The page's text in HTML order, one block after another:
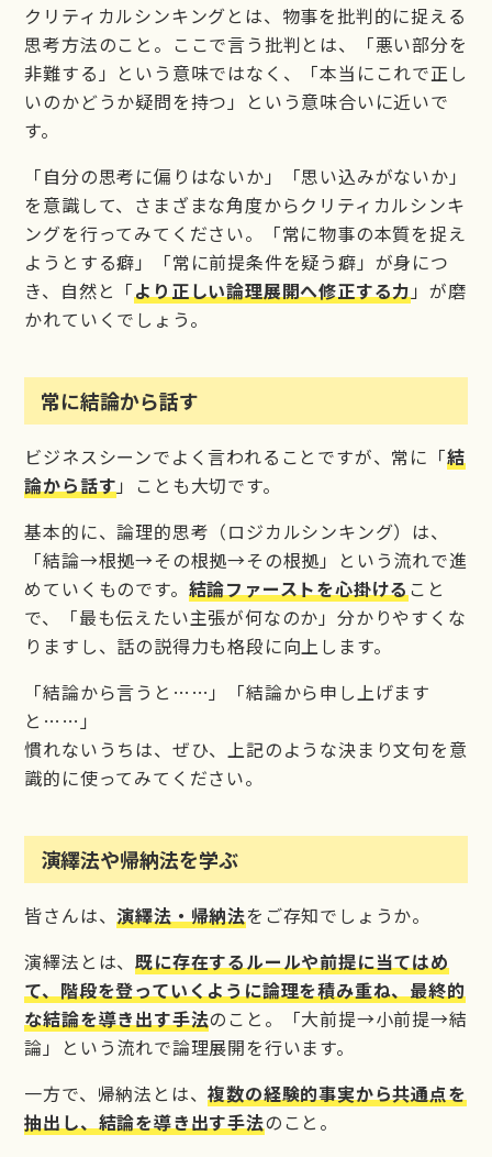
クリティカルシンキングとは、物事を批判的に捉える
思考方法のこと。ここで言う批判とは、「悪い部分を
非難する」という意味ではなく、「本当にこれで正し
いのかどうか疑問を持つ」という意味合いに近いで
す。
「自分の思考に偏りはないか」「思い込みがないか」
を意識して、さまざまな角度からクリティカルシンキ
ングを行ってみてください。「常に物事の本質を捉え
ようとする癖」「常に前提条件を疑う癖」が身につ
き、自然と「より正しい論理展開へ修正する力 」が磨
かれていくでしょう。
常に結論から話す
ビジネスシーンでよく言われることですが、常に「結
論から話す 」ことも大切です。
基本的に、論理的思考（ロジカルシンキング）は、
「結論→根拠→その根拠→その根拠」という流れで進
めていくものです。 結論ファーストを心掛ける こと
で、「最も伝えたい主張が何なのか」分かりやすくな
りますし、話の説得力も格段に向上します。
「結論から言うと……」「結論から申し上げます
と……」
慣れないうちは、ぜひ、上記のような決まり文句を意
識的に使ってみてください。
演繹法や帰納法を学ぶ
皆さんは、演繹法・帰納法をご存知でしょうか。
演繹法とは、既に存在するルールや前提に当てはめ
て、階段を登っていくように論理を積み重ね、最終的
な結論を導き出す手法のこと。「大前提→小前提→結
論」という流れで論理展開を行います。
一方で、帰納法とは、複数の経験的事実から共通点を
抽出し、結論を導き出す手法のこと。